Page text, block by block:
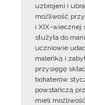
uzbrojeni i
możliwość
i XIX-wiecznej
służyła do
uczniowie
maleńką i
przysięgę
bohaterów
powstańczą
mieli